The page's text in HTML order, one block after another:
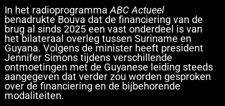
In het radioprogrammaABC Actueel
benadrukte Bouva dat de financiering van de
brug al sinds 2025 een vast onderdeel is van
het bilateraal overleg tussen Suriname en
Guyana. Volgens de minister heeft president
Jennifer Simons tijdens verschillende
ontmoetingen met de Guyanese leiding steeds
aangegeven dat verder zou worden gesproken
over de financiering en de bijbehorende
modaliteiten.